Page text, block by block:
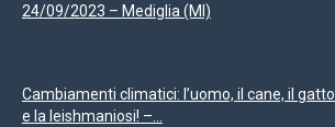
24/09/2023 – Mediglia (MI)
Cambiamenti climatici: l’uomo, il cane, il gatto
e la leishmaniosi! –...